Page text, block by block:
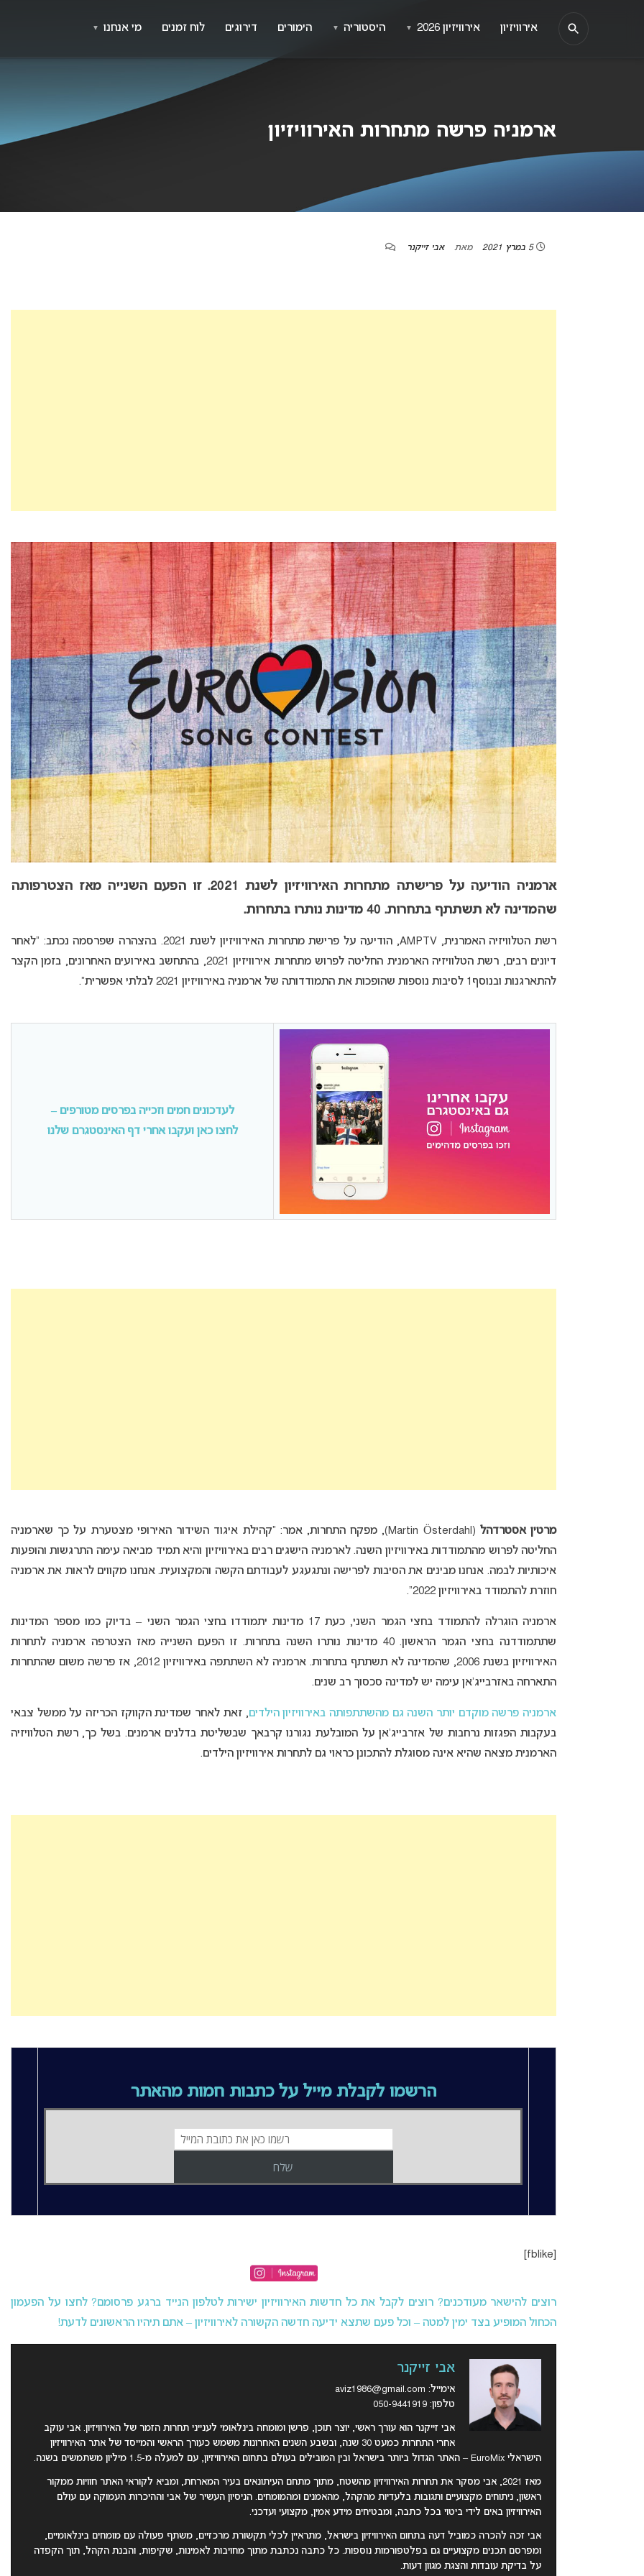
ארמניה פרשה מתחרות האירוויזיון
5 במרץ 2021 מאת אבי זייקנר
ארמניה הודיעה על פרישתה מתחרות האירוויזיון לשנת 2021. זו הפעם השנייה מאז הצטרפותה
שהמדינה לא תשתתף בתחרות. 40 מדינות נותרו בתחרות.
רשת הטלוויזיה האמרנית, AMPTV, הודיעה על פרישת מתחרות האירוויזיון לשנת 2021. בהצהרה שפרסמה נכתב: “לאחר
דיונים רבים, רשת הטלוויזיה הארמנית החליטה לפרוש מתחרות אירוויזיון 2021, בהתחשב באירועים האחרונים, בזמן הקצר
להתארגנות ובנוסף1 לסיבות נוספות שהופכות את התמודדותה של ארמניה באירוויזיון 2021 לבלתי אפשרית”.
לעדכונים חמים וזכייה בפרסים מטורפים –
לחצו כאן ועקבו אחרי דף האינסטגרם שלנו
מרטין אסטרדהל
(Martin Österdahl), מפקח התחרות, אמר: “קהילת איגוד השידור האירופי מצטערת על כך שארמניה
החליטה לפרוש מהתמודדות באירוויזיון השנה. לארמניה הישגים רבים באירוויזיון והיא תמיד מביאה עימה התרגשות והופעות
איכותיות לבמה. אנחנו מבינים את הסיבות לפרישה ונתגעגע לעבודתם הקשה והמקצועית. אנחנו מקווים לראות את ארמניה
חוזרת להתמודד באירוויזיון 2022”.
ארמניה הוגרלה להתמודד בחצי הגמר השני, כעת 17 מדינות יתמודדו בחצי הגמר השני – בדיוק כמו מספר המדינות
שתתמודדנה בחצי הגמר הראשון. 40 מדינות נותרו השנה בתחרות. זו הפעם השנייה מאז הצטרפה ארמניה לתחרות
האירוויזיון בשנת 2006, שהמדינה לא תשתתף בתחרות. ארמניה לא השתתפה באירוויזיון 2012, אז פרשה משום שהתחרות
התארחה באזרבייג’אן עימה יש למדינה סכסוך רב שנים.
ארמניה פרשה מוקדם יותר השנה גם מהשתתפותה באירוויזיון הילדים, זאת לאחר שמדינת הקווקז הכריזה על ממשל צבאי
בעקבות הפגזות נרחבות של אזרבייג’אן על המובלעת נגורנו קרבאך שבשליטת בדלנים ארמנים. בשל כך, רשת הטלוויזיה
הארמנית מצאה שהיא אינה מסוגלת להתכונן כראוי גם לתחרות אירוויזיון הילדים.
הרשמו לקבלת מייל על כתבות חמות מהאתר
רוצים להישאר מעודכנים? רוצים לקבל את כל חדשות האירוויזיון ישירות לטלפון הנייד ברגע פרסומם? לחצו על הפעמון
הכחול המופיע בצד ימין למטה – וכל פעם שתצא ידיעה חדשה הקשורה לאירוויזיון – אתם תיהיו הראשונים לדעת!
אבי זייקנר
אימייל: aviz1986@gmail.com
טלפון: 050-9441919
אבי זייקנר הוא עורך ראשי, יוצר תוכן, פרשן ומומחה בינלאומי לענייני תחרות הזמר של האירוויזיון. אבי עוקב
אחרי התחרות כמעט 30 שנה, ובשבע השנים האחרונות משמש כעורך הראשי והמייסד של אתר האירוויזיון
הישראלי EuroMix – האתר הגדול ביותר בישראל ובין המובילים בעולם בתחום האירוויזיון, עם למעלה מ-1.5 מיליון משתמשים בשנה.
מאז 2021, אבי מסקר את תחרות האירוויזיון מהשטח, מתוך מתחם העיתונאים בעיר המארחת, ומביא לקוראי האתר חוויות ממקור
ראשון, ניתוחים מקצועיים ותגובות בלעדיות מהקהל, מהאמנים ומהמומחים. הניסיון העשיר של אבי וההיכרות העמוקה עם עולם
האירוויזיון באים לידי ביטוי בכל כתבה, ומבטיחים מידע אמין, מקצועי ועדכני.
אבי זכה להכרה כמוביל דעה בתחום האירוויזיון בישראל, מתראיין לכלי תקשורת מרכזיים, משתף פעולה עם מומחים בינלאומיים,
ומפרסם תכנים מקצועיים גם בפלטפורמות נוספות. כל כתבה נכתבת מתוך מחויבות לאמינות, שקיפות, והבנת הקהל, תוך הקפדה
על בדיקת עובדות והצגת מגוון דעות.
אירוויזיון אירוויזיון 2026 ▼ היסטוריה ▼ הימורים דירוגים לוח זמנים מי אנחנו ▼